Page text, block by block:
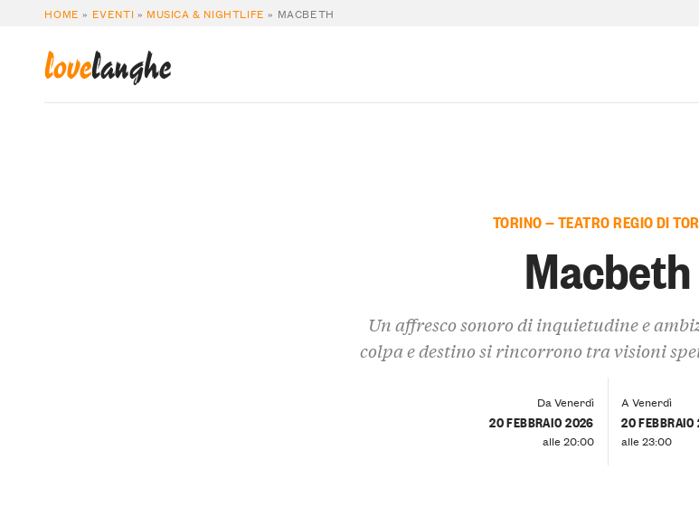
HOME » EVENTI » MUSICA & NIGHTLIFE » MACBETH
lovelanghe
TORINO — TEATRO REGIO DI
Macbeth
Un affresco sonoro di inquietudine e
colpa e destino si rincorrono tra visioni
Da Venerdì
20 FEBBRAIO 2026
alle 20:00
A Venerdì
20
alle 23:00